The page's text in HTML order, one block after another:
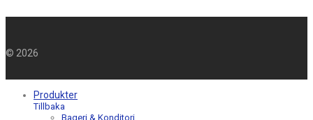
© 2026
Produkter
Tillbaka
Bageri & Konditori